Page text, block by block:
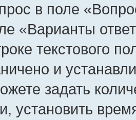
в поле
«Варианты
текстового
и
задать
установить